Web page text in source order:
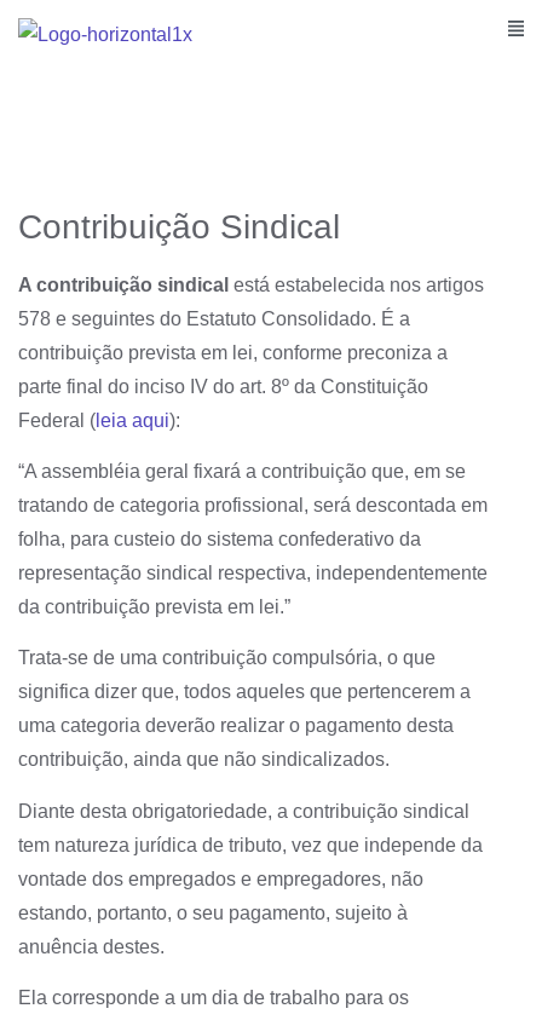
Contribuição Sindical
A contribuição sindical está estabelecida nos artigos
578 e seguintes do Estatuto Consolidado. É a
contribuição prevista em lei, conforme preconiza a
parte final do inciso IV do art. 8º da Constituição
Federal ( leia aqui):
“A assembléia geral fixará a contribuição que, em se
tratando de categoria profissional, será descontada em
folha, para custeio do sistema confederativo da
representação sindical respectiva, independentemente
da contribuição prevista em lei.”
Trata-se de uma contribuição compulsória, o que
significa dizer que, todos aqueles que pertencerem a
uma categoria deverão realizar o pagamento desta
contribuição, ainda que não sindicalizados.
Diante desta obrigatoriedade, a contribuição sindical
tem natureza jurídica de tributo, vez que independe da
vontade dos empregados e empregadores, não
estando, portanto, o seu pagamento, sujeito à
anuência destes.
Ela corresponde a um dia de trabalho para os